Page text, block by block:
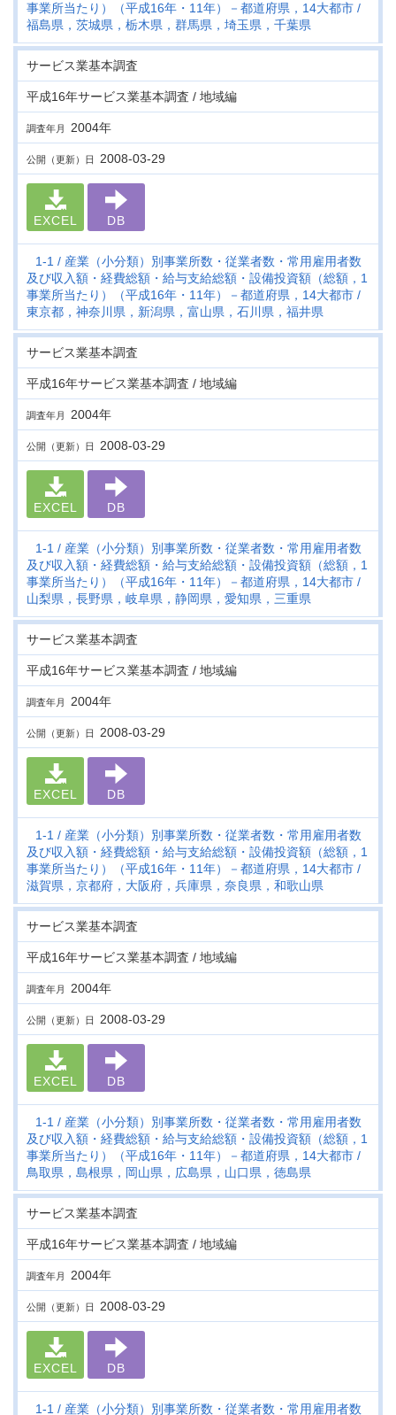
事業所当たり）（平成16年・11年）－都道府県，14大都市
福島県，茨城県，栃木県，群馬県，埼玉県，千葉県
サービス業基本調査
平成16年サービス業基本調査 / 地域編
調査年月 2004年
公開（更新）日 2008-03-29
EXCEL DB
1-1
産業（小分類）別事業所数・従業者数・常用雇用者数
及び収入額・経費総額・給与支給総額・設備投資額（総額，1
事業所当たり）（平成16年・11年）－都道府県，14大都市
東京都，神奈川県，新潟県，富山県，石川県，福井県
サービス業基本調査
平成16年サービス業基本調査 / 地域編
調査年月 2004年
公開（更新）日 2008-03-29
EXCEL DB
1-1
産業（小分類）別事業所数・従業者数・常用雇用者数
及び収入額・経費総額・給与支給総額・設備投資額（総額，1
事業所当たり）（平成16年・11年）－都道府県，14大都市
山梨県，長野県，岐阜県，静岡県，愛知県，三重県
サービス業基本調査
平成16年サービス業基本調査 / 地域編
調査年月 2004年
公開（更新）日 2008-03-29
EXCEL DB
1-1
産業（小分類）別事業所数・従業者数・常用雇用者数
及び収入額・経費総額・給与支給総額・設備投資額（総額，1
事業所当たり）（平成16年・11年）－都道府県，14大都市
滋賀県，京都府，大阪府，兵庫県，奈良県，和歌山県
サービス業基本調査
平成16年サービス業基本調査 / 地域編
調査年月 2004年
公開（更新）日 2008-03-29
EXCEL DB
1-1
産業（小分類）別事業所数・従業者数・常用雇用者数
及び収入額・経費総額・給与支給総額・設備投資額（総額，1
事業所当たり）（平成16年・11年）－都道府県，14大都市
鳥取県，島根県，岡山県，広島県，山口県，徳島県
サービス業基本調査
平成16年サービス業基本調査 / 地域編
調査年月 2004年
公開（更新）日 2008-03-29
EXCEL DB
1-1 産業（小分類）別事業所数・従業者数・常用雇用者数